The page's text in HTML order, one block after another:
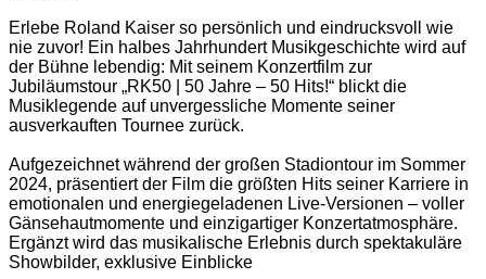
Erlebe Roland Kaiser so persönlich und eindrucksvoll wie
nie zuvor! Ein halbes Jahrhundert Musikgeschichte wird auf
der Bühne lebendig: Mit seinem Konzertfilm zur
Jubiläumstour „RK50 | 50 Jahre – 50 Hits!“ blickt die
Musiklegende auf unvergessliche Momente seiner
ausverkauften Tournee zurück.
Aufgezeichnet während der großen Stadiontour im Sommer
2024, präsentiert der Film die größten Hits seiner Karriere in
emotionalen und energiegeladenen Live-Versionen – voller
Gänsehautmomente und einzigartiger Konzertatmosphäre.
Ergänzt wird das musikalische Erlebnis durch spektakuläre
Showbilder, exklusive Einblicke